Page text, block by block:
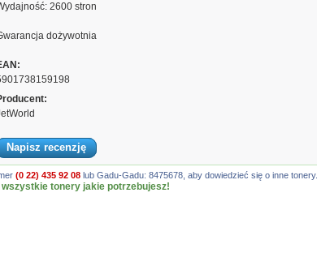
2600 stron
dożywotnia
Napisz recenzję
(0 22) 435 92 08lub Gadu-Gadu: 8475678, aby dowiedzieć się o inne tonery.
wszystkie tonery jakie potrzebujesz!